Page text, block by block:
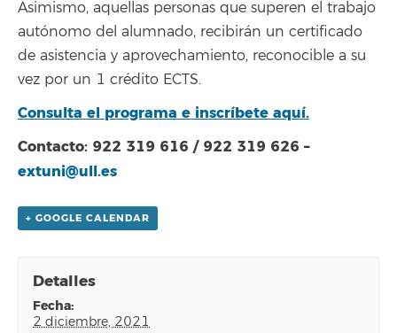
Asimismo, aquellas personas que superen el trabajo
autónomo del alumnado, recibirán un certificado
de asistencia y aprovechamiento, reconocible a su
vez por un 1 crédito ECTS.
Consulta el programa e inscríbete aquí.
Contacto: 922 319 616 / 922 319 626 –
extuni@ull.es
+ GOOGLE CALENDAR
Detalles
fecha:
2 diciembre, 2021